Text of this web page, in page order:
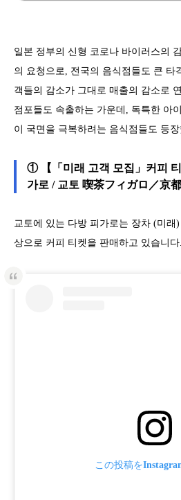
일본 정부의 신형 코로나 바이러스의
의 요청으로, 전국의 음식점들도 큰 타
객들의 감소가 그대로 매출의 감소로
점포들도 속출하는 가운데, 독특한 아
이 국면을 극복하려는 음식점들도 등
① 【「미래 고객 모집」커피
가로 / 교토 喫茶フィガロ／京都
교토에 있는 다방 피가로는 장차 (미래
상으로 커피 티켓을 판매하고 있습니다.
この投稿を